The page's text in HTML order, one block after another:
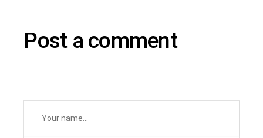
Post a comment